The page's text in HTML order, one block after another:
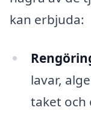
kan erbjuda:
lavar,
taket och